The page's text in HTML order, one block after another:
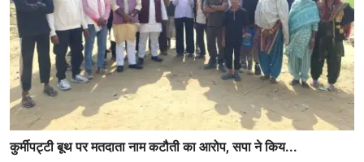
कुर्मीपट्टी बूथ पर मतदाता नाम कटौती का आरोप, सपा ने किय...